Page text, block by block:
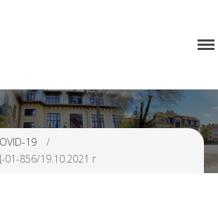
Нормативна уредба
Прием
Седмично разписание
19
/
856/19.10.2021 г